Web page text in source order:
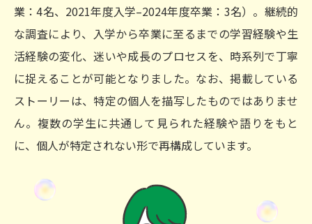
業：4名、2021年度入学–2024年度卒業：3名）。継続的
な調査により、入学から卒業に至るまでの学習経験や生
活経験の変化、迷いや成長のプロセスを、時系列で丁寧
に捉えることが可能となりました。なお、掲載している
ストーリーは、特定の個人を描写したものではありませ
ん。複数の学生に共通して見られた経験や語りをもと
に、個人が特定されない形で再構成しています。